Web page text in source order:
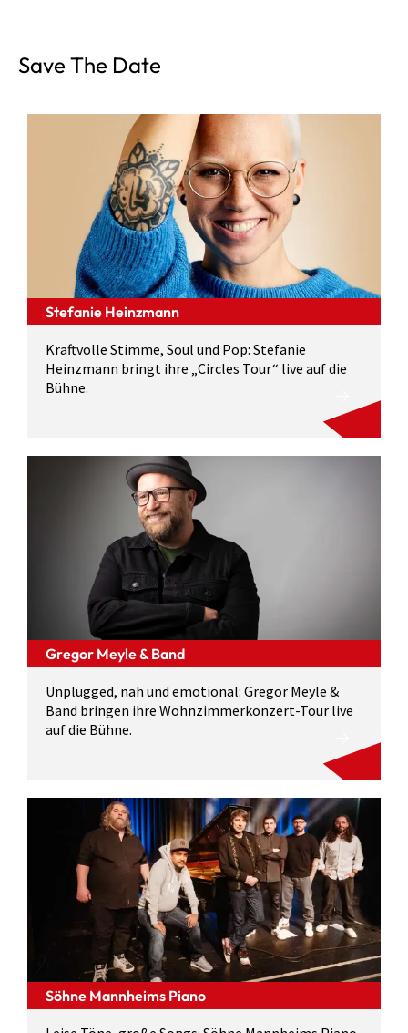
Save The Date
Stefanie Heinzmann
Kraftvolle Stimme, Soul und Pop: Stefanie
Heinzmann bringt ihre „Circles Tour“ live auf die
Bühne.
Gregor Meyle & Band
Unplugged, nah und emotional: Gregor Meyle &
Band bringen ihre Wohnzimmerkonzert-Tour live
auf die Bühne.
Söhne Mannheims Piano